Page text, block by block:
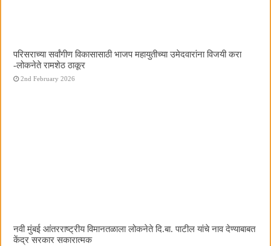
परिसराच्या सर्वांगीण विकासासाठी भाजप महायुतीच्या उमेदवारांना विजयी करा
-लोकनेते रामशेठ ठाकूर
2nd February 2026
नवी मुंबई आंतरराष्ट्रीय विमानतळाला लोकनेते दि.बा. पाटील यांचे नाव देण्याबाबत
केंद्र सरकार सकारात्मक